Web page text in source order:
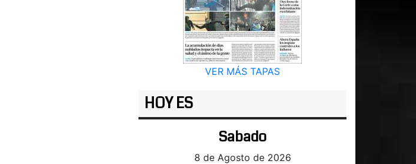
VER MÁS TAPAS
HOY ES
Sabado
8 de Agosto de 2026